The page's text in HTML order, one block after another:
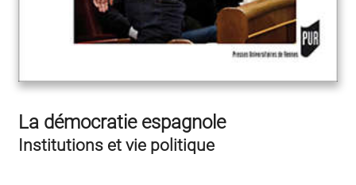
La démocratie espagnole
Institutions et vie politique